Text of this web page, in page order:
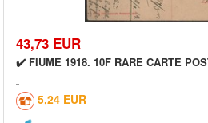
43,73 EUR
✔️ FIUME 1918. 10F RARE CARTE
5,24 EUR